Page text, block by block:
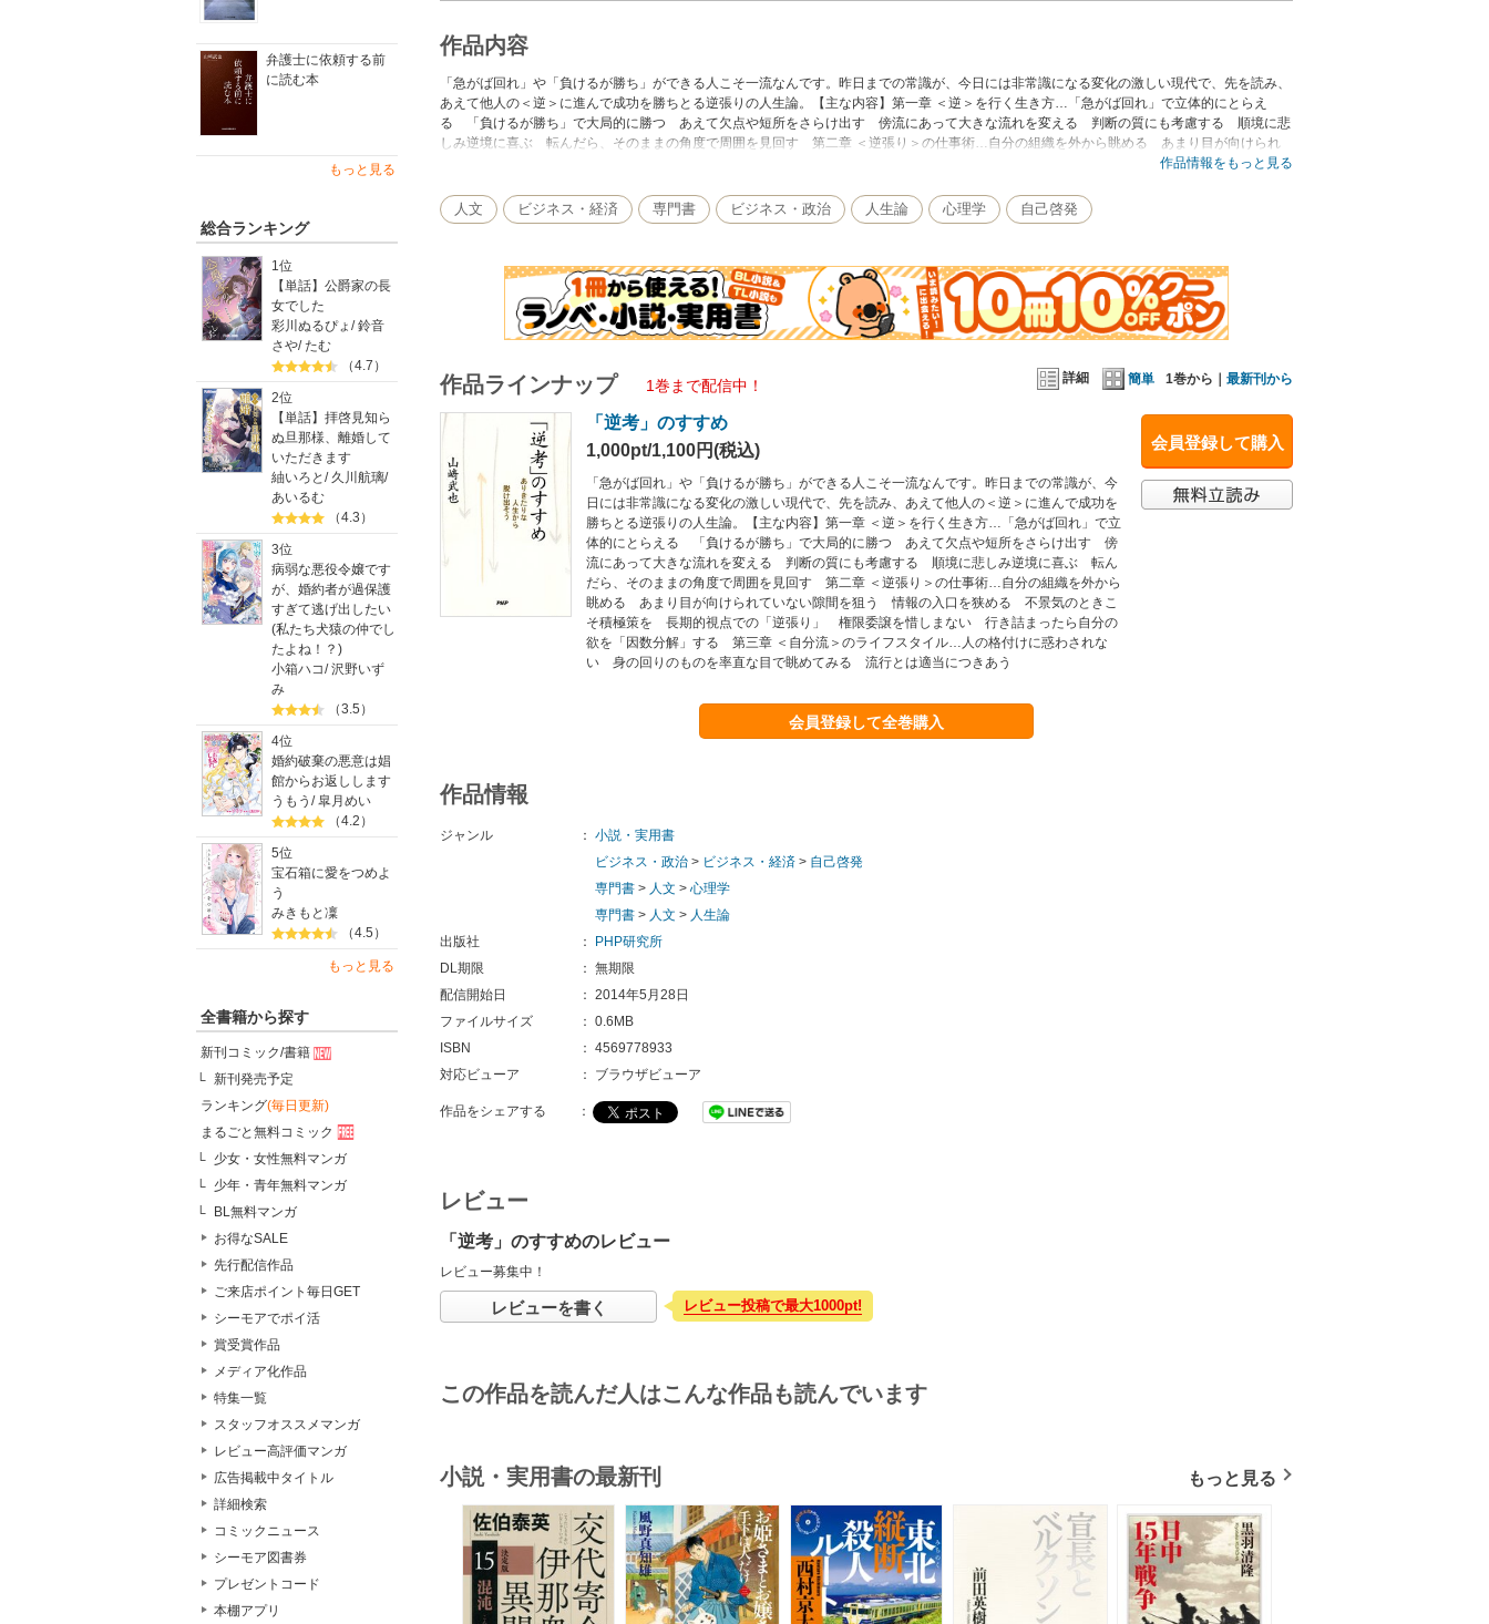
弁護士に依頼する前
に読む本
もっと見る
総合ランキング
1位
【単話】公爵家の長
女でした
彩川ぬるぴょ /鈴音
さや/たむ
（4.7）
2位
【単話】拝啓見知ら
ぬ旦那様、離婚して
いただきます
紬いろと / 久川航璃/
あいるむ
（4.3）
3位
病弱な悪役令嬢です
が、婚約者が過保護
すぎて逃げ出したい
(私たち犬猿の仲でし
たよね！？)
小箱ハコ/沢野いず
み
（3.5）
4位
婚約破棄の悪意は娼
館からお返しします
うもう /皐月めい
（4.2）
5位
宝石箱に愛をつめよ
う
みきもと凜
（4.5）
もっと見る
全書籍から探す
新刊コミック/書籍
新刊発売予定
ランキング(毎日更新)
まるごと無料コミック
少女・女性無料マンガ
少年・青年無料マンガ
BL無料マンガ
お得なSALE
先行配信作品
ご来店ポイント毎日GET
シーモアでポイ活
賞受賞作品
メディア化作品
特集一覧
スタッフオススメマンガ
レビュー高評価マンガ
広告掲載中タイトル
詳細検索
コミックニュース
シーモア図書券
プレゼントコード
本棚アプリ
作品内容
「急がば回れ」や「負けるが勝ち」ができる人こそ一流なんです。昨日までの常識が、今日には非常識になる変化の激しい現代で、先を読み、
あえて他人の＜逆＞に進んで成功を勝ちとる逆張りの人生論。【主な内容】第一章 ＜逆＞を行く生き方…「急がば回れ」で立体的にとらえ
る 「負けるが勝ち」で大局的に勝つ あえて欠点や短所をさらけ出す 傍流にあって大きな流れを変える 判断の質にも考慮する 順境に悲
しみ逆境に喜ぶ 転んだら、そのままの角度で周囲を見回す 第二章 ＜逆張り＞の仕事術…自分の組織を外から眺める あまり目が向けられ
ていない隙間を狙う 情報の入口を狭める 不景気のときこそ積極策を 長期的視点での「逆張り」 権限委譲を惜しまない 行き詰まったら
流行とは適当につきあう
作品情報をもっと見る
人文 ビジネス・経済 専門書 ビジネス・政治 人生論 心理学 自己啓発
詳細 簡単 1巻から｜ 最新刊から
作品ラインナップ 1巻まで配信中！
会員登録して購入
「逆考」のすすめ
1,000pt/1,100円(税込)
「急がば回れ」や「負けるが勝ち」ができる人こそ一流なんです。昨日までの常識が、今
日には非常識になる変化の激しい現代で、先を読み、あえて他人の＜逆＞に進んで成功を
勝ちとる逆張りの人生論。【主な内容】第一章 ＜逆＞を行く生き方…「急がば回れ」で立
体的にとらえる 「負けるが勝ち」で大局的に勝つ あえて欠点や短所をさらけ出す 傍
流にあって大きな流れを変える 判断の質にも考慮する 順境に悲しみ逆境に喜ぶ 転ん
だら、そのままの角度で周囲を見回す 第二章 ＜逆張り＞の仕事術…自分の組織を外から
眺める あまり目が向けられていない隙間を狙う 情報の入口を狭める 不景気のときこ
そ積極策を 長期的視点での「逆張り」 権限委譲を惜しまない 行き詰まったら自分の
欲を「因数分解」する 第三章 ＜自分流＞のライフスタイル…人の格付けに惑わされな
い 身の回りのものを率直な目で眺めてみる 流行とは適当につきあう
会員登録して全巻購入
作品情報
ジャンル ： 小説・実用書
ビジネス・政治 > ビジネス・経済 > 自己啓発
専門書 > 人文 > 心理学
専門書 > 人文 > 人生論
出版社
：
PHP研究所
DL期限
： 無期限
配信開始日
： 2014年5月28日
ファイルサイズ
： 0.6MB
ISBN
： 4569778933
対応ビューア
： ブラウザビューア
作品をシェアする ：
レビュー
「逆考」のすすめのレビュー
レビュー募集中！
レビューを書く レビュー投稿で最大1000pt!
この作品を読んだ人はこんな作品も読んでいます
小説・実用書の最新刊 もっと見る
o
s